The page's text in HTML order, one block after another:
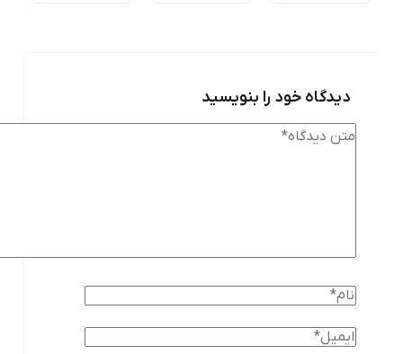
دیدگاه خود را بنویسید